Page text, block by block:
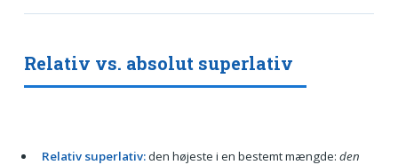
Relativ vs. absolut superlativ
Relativ superlativ:den højeste i en bestemt mængde: den